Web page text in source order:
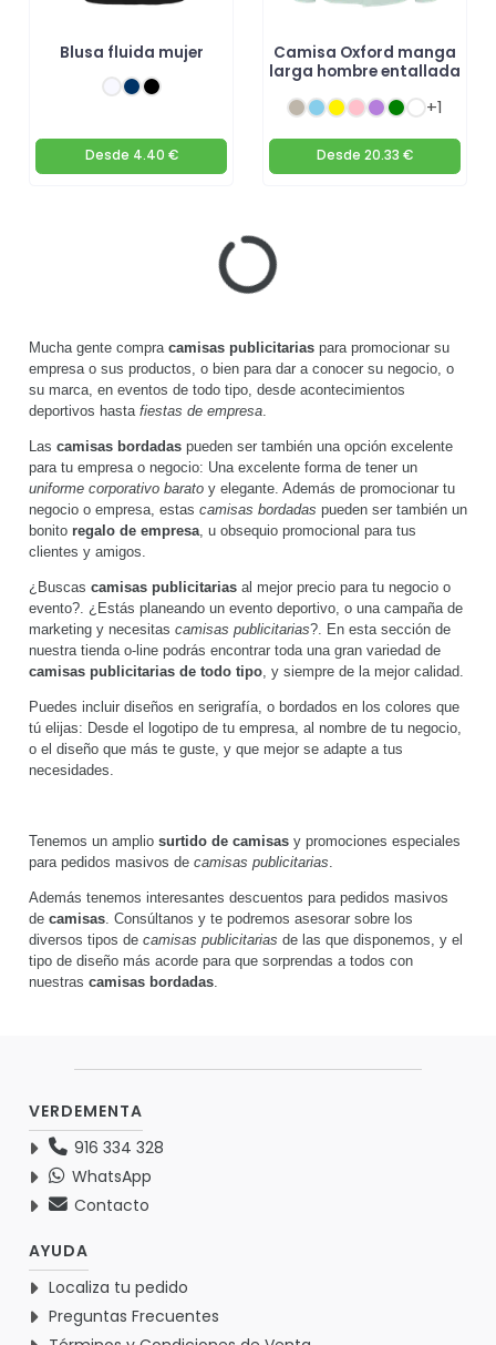
Blusa fluida mujer
Desde 4.40 €
Camisa Oxford manga
larga hombre entallada
+1
Desde 20.33 €
Camisa popelina
manga larga hombre
+1
Desde 7.21 €
Camisa tejido oxford de
manga larga
Desde 15.23 €
Camisa manga larga
mujer
Desde18.95 €
Camisa piloto manga
corta mujer
Camisa no-plancha